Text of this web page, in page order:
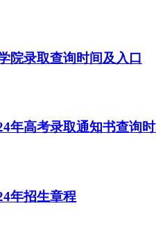
院录取查询时间及入口
年高考录取通知书查询
年招生章程